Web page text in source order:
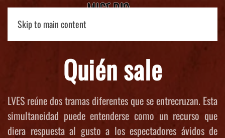
Skip to main content
Quién sale
LVES reúne dos tramas diferentes que se entrecruzan. Esta
simultaneidad puede entenderse como un recurso que
diera respuesta al gusto a los espectadores ávidos de